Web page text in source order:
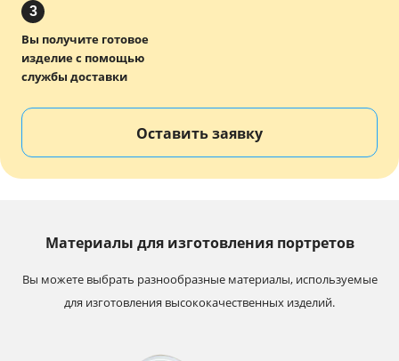
3
Вы получите готовое
изделие с помощью
службы доставки
Оставить заявку
Материалы для изготовления портретов
Вы можете выбрать разнообразные материалы, используемые
для изготовления высококачественных изделий.